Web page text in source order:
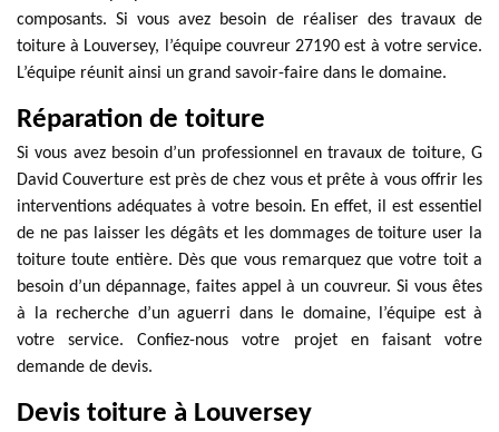
composants. Si vous avez besoin de réaliser des travaux de
toiture à Louversey, l’équipe couvreur 27190 est à votre service.
L’équipe réunit ainsi un grand savoir-faire dans le domaine.
Réparation de toiture
Si vous avez besoin d’un professionnel en travaux de toiture, G
David Couverture est près de chez vous et prête à vous offrir les
interventions adéquates à votre besoin. En effet, il est essentiel
de ne pas laisser les dégâts et les dommages de toiture user la
toiture toute entière. Dès que vous remarquez que votre toit a
besoin d’un dépannage, faites appel à un couvreur. Si vous êtes
à la recherche d’un aguerri dans le domaine, l’équipe est à
votre service. Confiez-nous votre projet en faisant votre
demande de devis.
Devis toiture à Louversey